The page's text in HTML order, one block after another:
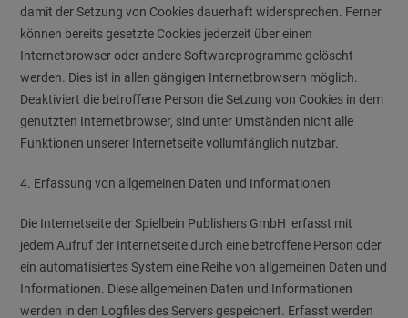
damit der Setzung von Cookies dauerhaft widersprechen. Ferner
können bereits gesetzte Cookies jederzeit über einen
Internetbrowser oder andere Softwareprogramme gelöscht
werden. Dies ist in allen gängigen Internetbrowsern möglich.
Deaktiviert die betroffene Person die Setzung von Cookies in dem
genutzten Internetbrowser, sind unter Umständen nicht alle
Funktionen unserer Internetseite vollumfänglich nutzbar.
4. Erfassung von allgemeinen Daten und Informationen
Die Internetseite der Spielbein Publishers GmbH erfasst mit
jedem Aufruf der Internetseite durch eine betroffene Person oder
ein automatisiertes System eine Reihe von allgemeinen Daten und
Informationen. Diese allgemeinen Daten und Informationen
werden in den Logfiles des Servers gespeichert. Erfasst werden